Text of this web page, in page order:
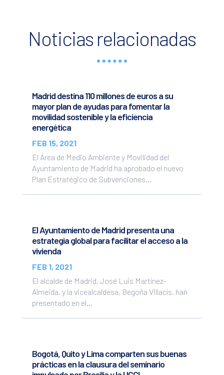
Noticias relacionadas
Madrid destina 110 millones de euros a su
mayor plan de ayudas para fomentar la
movilidad sostenible y la eficiencia
energética
FEB 15, 2021
El Área de Medio Ambiente y Movilidad del
Ayuntamiento de Madrid ha aprobado el nuevo
Plan Estratégico de Subvenciones...
El Ayuntamiento de Madrid presenta una
estrategia global para facilitar el acceso a la
vivienda
FEB 1, 2021
El alcalde de Madrid, José Luis Martínez-
Almeida, y la vicealcaldesa, Begoña Villacís, han
presentado en el...
Bogotá, Quito y Lima comparten sus buenas
prácticas en la clausura del seminario